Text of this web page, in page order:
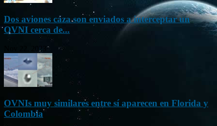
Dos aviones caza son enviados a interceptar un
OVNI cerca de...
Nov 22, 2023
OVNIs muy similares entre sí aparecen en Florida y
Colombia